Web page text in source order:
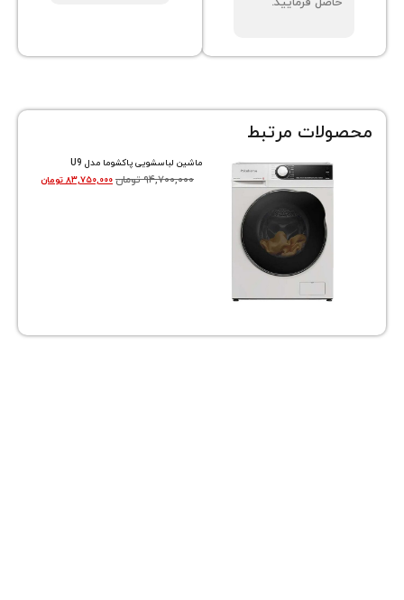
مرتبط
ماشین لباسشویی پاکشوما مدل U9
۹۴,۷۰۰,۰۰۰ تومان ۸۳,۷۵۰,۰۰۰ تومان